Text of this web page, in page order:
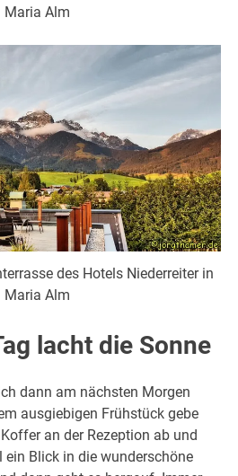
Maria Alm
des Hotels Niederreiter in
Maria Alm
lacht die Sonne
dann am nächsten Morgen
ausgiebigen Frühstück gebe
an der Rezeption ab und
Blick in die wunderschöne